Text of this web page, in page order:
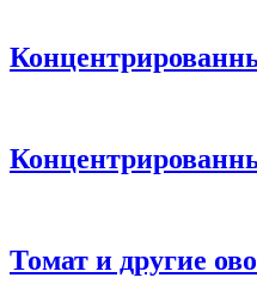
Томат и другие